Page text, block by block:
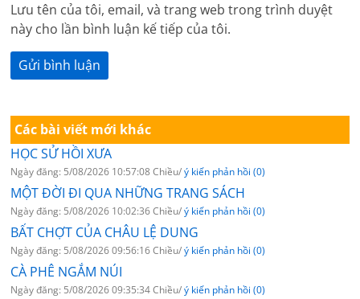
Lưu tên của tôi, email, và trang web trong trình duyệt
này cho lần bình luận kế tiếp của tôi.
Các bài viết mới khác
HỌC SỬ HỒI XƯA
Ngày đăng: 5/08/2026 10:57:08 Chiều/ý kiến phản hồi (0)
MỘT ĐỜI ĐI QUA NHỮNG TRANG SÁCH
Ngày đăng: 5/08/2026 10:02:36 Chiều/ý kiến phản hồi (0)
BẤT CHỢT CỦA CHÂU LỆ DUNG
Ngày đăng: 5/08/2026 09:56:16 Chiều/ý kiến phản hồi (0)
CÀ PHÊ NGẮM NÚI
Ngày đăng: 5/08/2026 09:35:34 Chiều/ý kiến phản hồi (0)